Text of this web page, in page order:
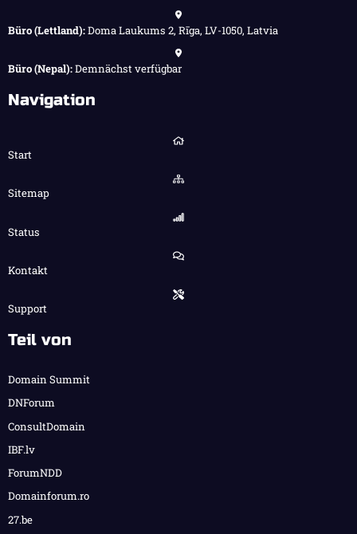
Büro (Lettland):Doma Laukums 2, Rīga, LV-1050, Latvia
Büro (Nepal):Demnächst verfügbar
Navigation
Start
Sitemap
Status
Kontakt
Support
Teil von
Domain Summit
DNForum
ConsultDomain
IBF.lv
ForumNDD
Domainforum.ro
27.be